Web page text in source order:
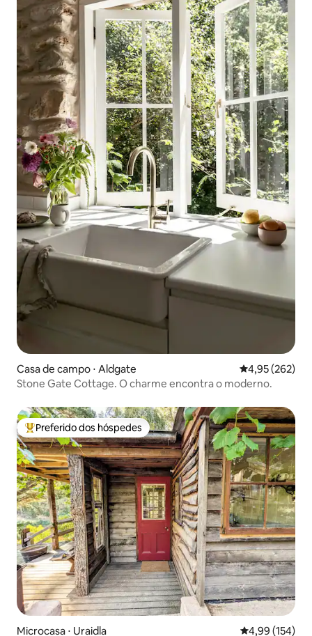
Casa de campo ⋅ Aldgate 4,95 de uma
4,95 (262)
Stone Gate Cottage. O charme encontra o moderno.
Entre os melhores preferidos dos hóspedes
Preferido dos hóspedes
Microcasa ⋅ Uraidla 4,99 de uma
4,99 (154)